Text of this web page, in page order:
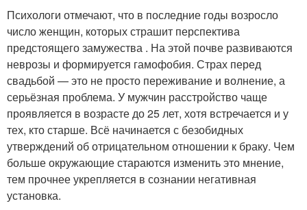
Психологи отмечают, что в последние годы возросло
число женщин, которых страшит перспектива
предстоящего замужества . На этой почве развиваются
неврозы и формируется гамофобия. Страх перед
свадьбой — это не просто переживание и волнение, а
серьёзная проблема. У мужчин расстройство чаще
проявляется в возрасте до 25 лет, хотя встречается и у
тех, кто старше. Всё начинается с безобидных
утверждений об отрицательном отношении к браку. Чем
больше окружающие стараются изменить это мнение,
тем прочнее укрепляется в сознании негативная
установка.